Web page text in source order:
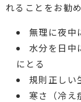
れることをお勧め
無理に夜中
水分を日中
にとる
規則正しい
寒さ（冷え